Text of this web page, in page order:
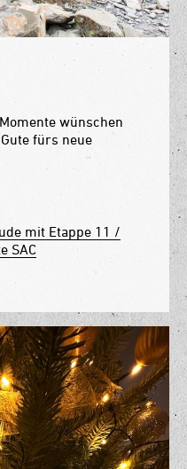
wünschen
fürs neue
mit Etappe 11 /
SAC